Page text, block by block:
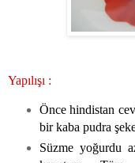
Yapılışı :
Önce hindistan
bir kaba pudra
Süzme yoğurdu